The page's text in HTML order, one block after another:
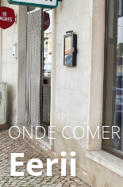
ONDE COMER
Eerii